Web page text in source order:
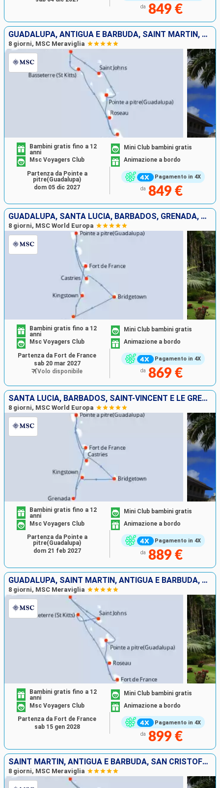
da 849 €
GUADALUPA, ANTIGUA E BARBUDA, SAINT MARTIN, SAN CRISTOFORO E NEVIS, DOMINICA, MARTINICA
8 giorni, MSC Meraviglia
Pagamento in 4X
Bambini gratis fino a 12
anni
Mini Club bambini gratis
Msc Voyagers Club
Animazione a bordo
da 849 €
Partenza da Pointe a
pitre(Guadalupa)
dom 05 dic 2027
GUADALUPA, SANTA LUCIA, BARBADOS, GRENADA, SAINT-VINCENT E LE GRENADINE, MARTINICA
8 giorni, MSC World Europa
Pagamento in 4X
Bambini gratis fino a 12
anni
Mini Club bambini gratis
Msc Voyagers Club
Animazione a bordo
da 869 €
Partenza da Fort de France
sab 20 mar 2027
Volo disponibile
SANTA LUCIA, BARBADOS, SAINT-VINCENT E LE GRENADINE, GRENADA, MARTINICA, GUADALUPA
8 giorni, MSC World Europa
Pagamento in 4X
Bambini gratis fino a 12
anni
Mini Club bambini gratis
Msc Voyagers Club
Animazione a bordo
da 889 €
Partenza da Pointe a
pitre(Guadalupa)
dom 21 feb 2027
GUADALUPA, SAINT MARTIN, ANTIGUA E BARBUDA, SAN CRISTOFORO E NEVIS, DOMINICA, MARTINICA
8 giorni, MSC Meraviglia
Pagamento in 4X
Bambini gratis fino a 12
anni
Mini Club bambini gratis
Msc Voyagers Club
Animazione a bordo
da 899 €
Partenza da Fort de France
sab 15 gen 2028
SAINT MARTIN, ANTIGUA E BARBUDA, SAN CRISTOFORO E NEVIS, DOMINICA, MARTINICA, GUADALUPA
8 giorni, MSC Meraviglia